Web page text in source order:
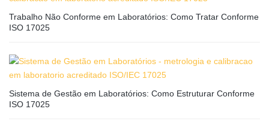
Trabalho Não Conforme em Laboratórios: Como Tratar Conforme
ISO 17025
Sistema de Gestão em Laboratórios: Como Estruturar Conforme
ISO 17025